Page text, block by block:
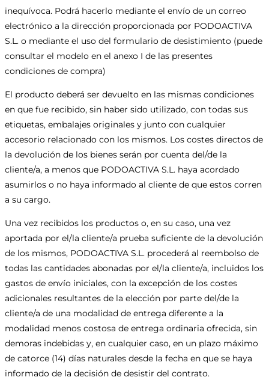
inequívoca. Podrá hacerlo mediante el envío de un correo
electrónico a la dirección proporcionada por PODOACTIVA
S.L. o mediante el uso del formulario de desistimiento (puede
consultar el modelo en el anexo I de las presentes
condiciones de compra)
El producto deberá ser devuelto en las mismas condiciones
en que fue recibido, sin haber sido utilizado, con todas sus
etiquetas, embalajes originales y junto con cualquier
accesorio relacionado con los mismos. Los costes directos de
la devolución de los bienes serán por cuenta del/de la
cliente/a, a menos que PODOACTIVA S.L. haya acordado
asumirlos o no haya informado al cliente de que estos corren
a su cargo.
Una vez recibidos los productos o, en su caso, una vez
aportada por el/la cliente/a prueba suficiente de la devolución
de los mismos, PODOACTIVA S.L. procederá al reembolso de
todas las cantidades abonadas por el/la cliente/a, incluidos los
gastos de envío iniciales, con la excepción de los costes
adicionales resultantes de la elección por parte del/de la
cliente/a de una modalidad de entrega diferente a la
modalidad menos costosa de entrega ordinaria ofrecida, sin
demoras indebidas y, en cualquier caso, en un plazo máximo
de catorce (14) días naturales desde la fecha en que se haya
informado de la decisión de desistir del contrato.